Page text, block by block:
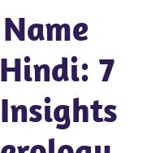
7